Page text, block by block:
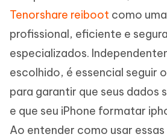
Tenorshare reiboot como
profissional, eficiente e
especializados.
escolhido, é essencial seguir
para garantir que seus dados
e que seu iPhone formatar
Ao entender como usar